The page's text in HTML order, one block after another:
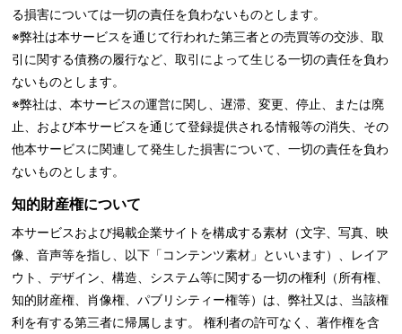
る損害については一切の責任を負わないものとします。
※弊社は本サービスを通じて行われた第三者との売買等の交渉、取
引に関する債務の履行など、取引によって生じる一切の責任を負わ
ないものとします。
※弊社は、本サービスの運営に関し、遅滞、変更、停止、または廃
止、および本サービスを通じて登録提供される情報等の消失、その
他本サービスに関連して発生した損害について、一切の責任を負わ
ないものとします。
知的財産権について
本サービスおよび掲載企業サイトを構成する素材（文字、写真、映
像、音声等を指し、以下「コンテンツ素材」といいます）、レイア
ウト、デザイン、構造、システム等に関する一切の権利（所有権、
知的財産権、肖像権、パブリシティー権等）は、弊社又は、当該権
利を有する第三者に帰属します。 権利者の許可なく、著作権を含